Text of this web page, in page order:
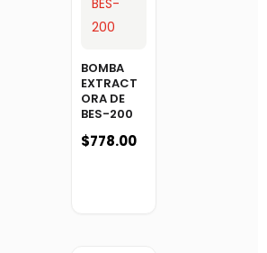
BOMBA
EXTRACT
ORA DE
BES-200
$778.00